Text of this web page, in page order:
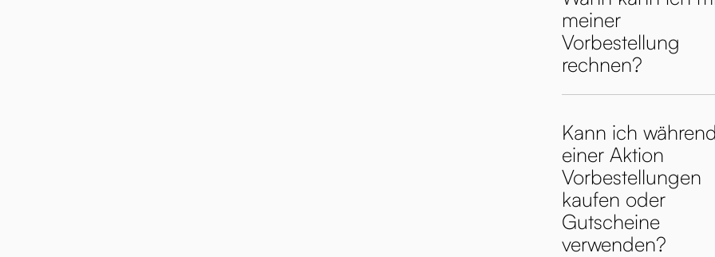
meiner
Vorbestellung
rechnen?
Kann ich
einer Aktion
Vorbestellungen
kaufen oder
Gutscheine
verwenden?